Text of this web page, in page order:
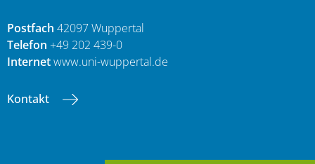
Postfach 42097 Wuppertal
Telefon +49 202 439-0
Internetwww.uni-wuppertal.de
Kontakt